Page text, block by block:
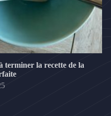
terminer la recette de la